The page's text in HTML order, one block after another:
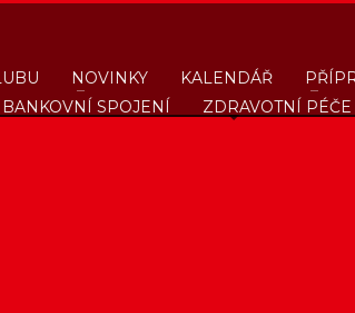
NOVINKY KALENDÁŘ
BANKOVNÍ SPOJENÍ ZDRAVOTNÍ PÉČE